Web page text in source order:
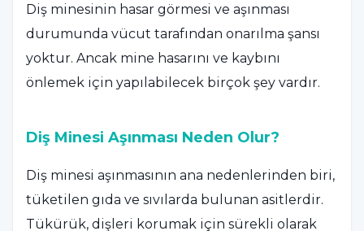
Diş minesinin hasar görmesi ve aşınması
durumunda vücut tarafından onarılma şansı
yoktur. Ancak mine hasarını ve kaybını
önlemek için yapılabilecek birçok şey vardır.
Diş Minesi Aşınması Neden Olur?
Diş minesi aşınmasının ana nedenlerinden biri,
tüketilen gıda ve sıvılarda bulunan asitlerdir.
Tükürük, dişleri korumak için sürekli olarak